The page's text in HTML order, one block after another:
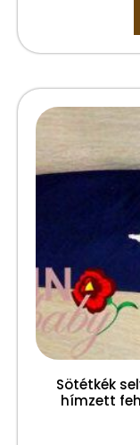
Sötétkék
hímzett